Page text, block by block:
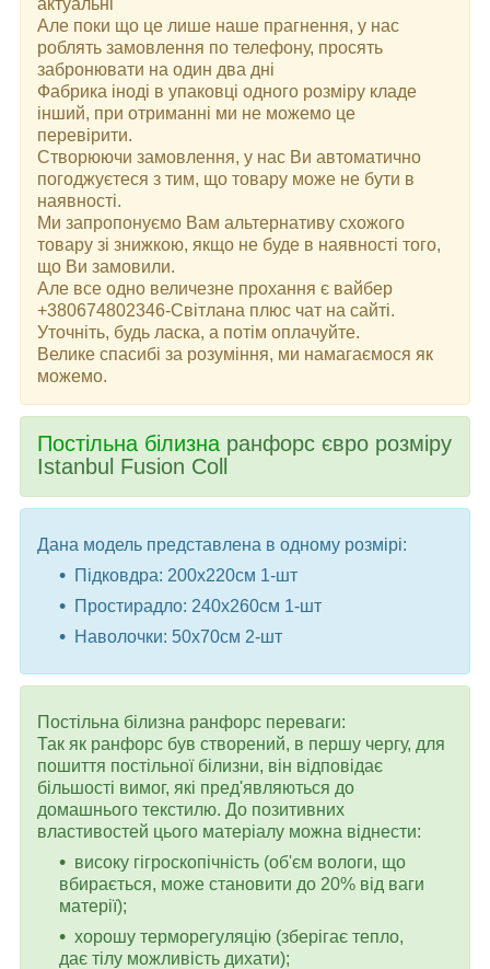
Але поки що це лише наше прагнення, у нас
роблять замовлення по телефону, просять
забронювати на один два дні
Фабрика іноді в упаковці одного розміру кладе
інший, при отриманні ми не можемо це
перевірити.
Створюючи замовлення, у нас Ви автоматично
погоджуєтеся з тим, що товару може не бути в
наявності.
Ми запропонуємо Вам альтернативу схожого
товару зі знижкою, якщо не буде в наявності того,
що Ви замовили.
Але все одно величезне прохання є вайбер
+380674802346-Світлана плюс чат на сайті.
Уточніть, будь ласка, а потім оплачуйте.
Велике спасибі за розуміння, ми намагаємося як
можемо.
Постільна білизна ранфорс євро розміру
Istanbul Fusion Coll
Дана модель представлена ​​в одному розмірі:
Підковдра: 200x220см 1-шт
Простирадло: 240x260см 1-шт
Наволочки: 50x70см 2-шт
Постільна білизна ранфорс переваги:
Так як ранфорс був створений, в першу чергу, для
пошиття постільної білизни, він відповідає
більшості вимог, які пред'являються до
домашнього текстилю. До позитивних
властивостей цього матеріалу можна віднести:
високу гігроскопічність (об'єм вологи, що
вбирається, може становити до 20% від ваги
матерії);
хорошу терморегуляцію (зберігає тепло,
дає тілу можливість дихати);